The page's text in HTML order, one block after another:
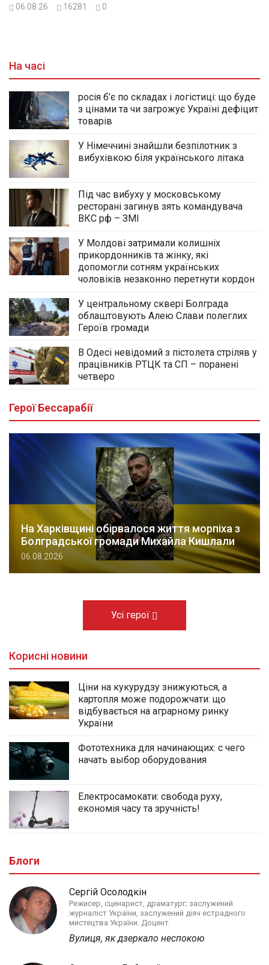
06.08.26 16281 0
На часі
росія б’є по складах і логістиці: що буде
з цінами та чи загрожує Україні дефіцит
товарів
У Німеччині знайшли безпілотник з
вибухівкою біля українського літака
Під час вибуху у московському
ресторані загинув зять командувача
ВКС рф – ЗМІ
У Молдові затримали колишніх
прикордонників та жінку, які
допомогли сотням українських
чоловіків незаконно перетнути кордон
У центральному сквері Болграда
облаштовують Алею Слави полеглих
Героїв громади
В Одесі невідомий з пістолета стріляв у
працівників РТЦК та СП – поранені
четверо
Герої Бессарабії
На Харківщині обірвалося життя морпіха з
Болградської громади Михайла Кишлали
06.08.2026
Усі герої
Корисні новини
Ціни на кукурудзу знижуються, а
картопля може подорожчати: що
відбувається на аграрному ринку
України
Фототехника для начинающих: с чего
начать выбор оборудования
Електросамокати: свобода руху,
економія часу та зручність!
Блоги
Сергій Осолодкін
Режисер, сценарист, драматург; заслужений
журналіст України, заслужений діяч естрадного
мистецтва України. Доцент.
Вулиця, як дзеркало неспокою